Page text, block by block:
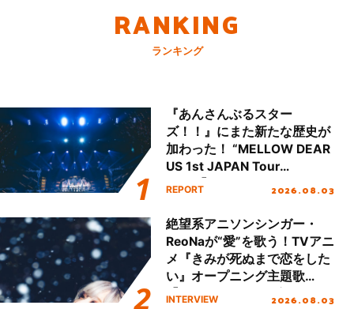
RANKING
ランキング
『あんさんぶるスター
ズ！！』にまた新たな歴史が
加わった！ “MELLOW DEAR
US 1st JAPAN Tour
Final「NICE to meet YOU
ート!!
REPORT 2026.08.03
絶望系アニソンシンガー・
ReoNaが“愛”を歌う！TVアニ
メ『きみが死ぬまで恋をした
い』オープニング主題歌
「Amore」インタビュー
INTERVIEW 2026.08.03